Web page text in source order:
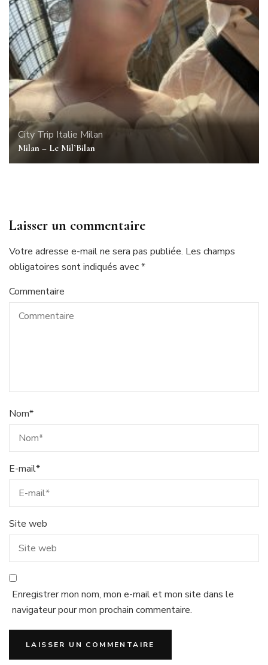
City Trip Italie Milan
Milan – Le Mil’Bilan
Laisser un commentaire
Votre adresse e-mail ne sera pas publiée. Les champs
obligatoires sont indiqués avec*
Commentaire
Nom*
E-mail*
Site web
Enregistrer mon nom, mon e-mail et mon site dans le
navigateur pour mon prochain commentaire.